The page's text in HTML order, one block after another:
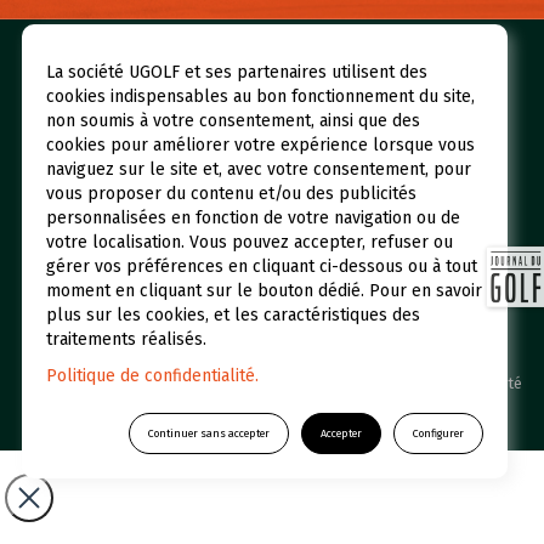
Nos golfs
Réserver un green fee
Espace abonné
Initiations
Qui sommes-nous ?
UGOLF Academy
Restaurants et Hôtels
Actualités
Foire aux questions
UGOLF © 2026 Une filiale du Groupe Duval /
Politique de confidentialité
La société UGOLF et ses partenaires utilisent des
cookies indispensables au bon fonctionnement du site,
non soumis à votre consentement, ainsi que des
cookies pour améliorer votre expérience lorsque vous
naviguez sur le site et, avec votre consentement, pour
vous proposer du contenu et/ou des publicités
personnalisées en fonction de votre navigation ou de
votre localisation. Vous pouvez accepter, refuser ou
gérer vos préférences en cliquant ci-dessous ou à tout
moment en cliquant sur le bouton dédié. Pour en savoir
plus sur les cookies, et les caractéristiques des
traitements réalisés.
Politique de confidentialité.
Continuer sans accepter Accepter Configurer